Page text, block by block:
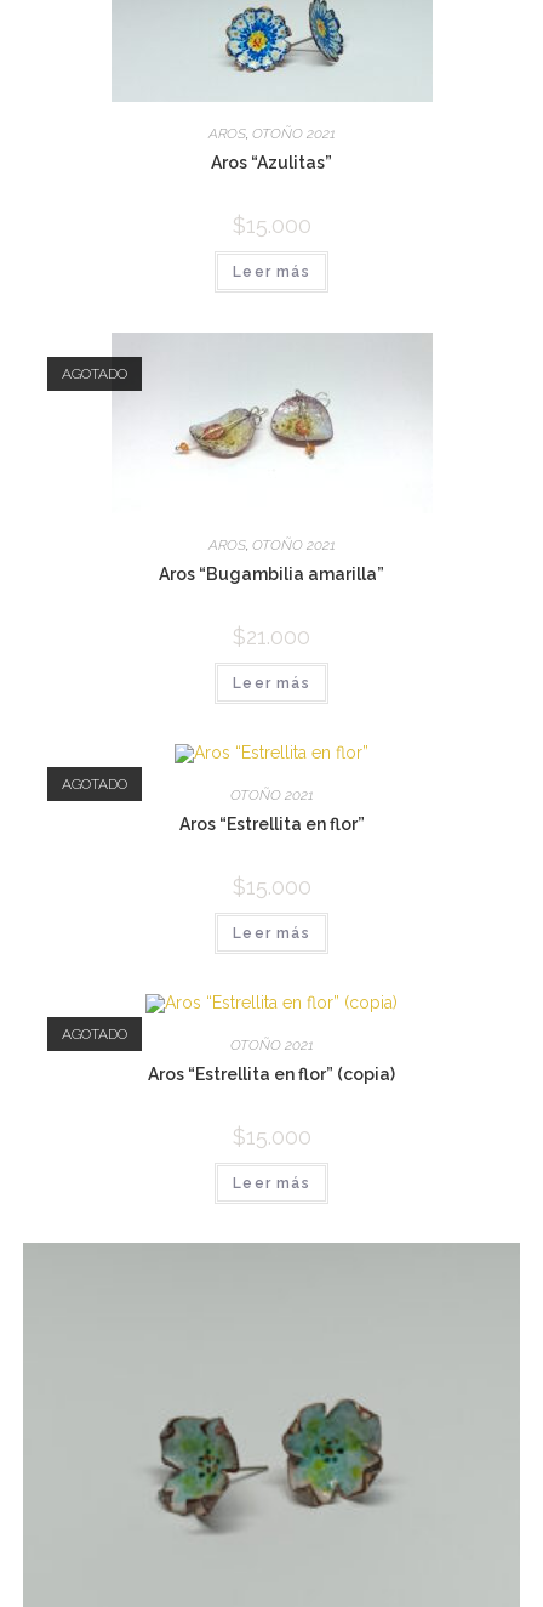
AROS, OTOÑO 2021
Aros “Azulitas”
$15.000
Leer más
AGOTADO
AROS, OTOÑO 2021
Aros “Bugambilia amarilla”
$21.000
Leer más
AGOTADO
OTOÑO 2021
Aros “Estrellita en flor”
$15.000
Leer más
AGOTADO
OTOÑO 2021
Aros “Estrellita en flor” (copia)
$15.000
Leer más